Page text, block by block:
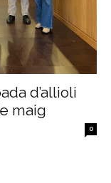
d’allioli
maig
0